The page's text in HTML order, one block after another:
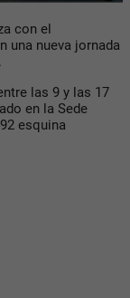
con el
una nueva jornada
las 9 y las 17
en la Sede
esquina